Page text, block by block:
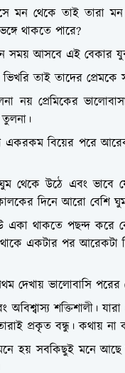
মন থেকে তাই তারা
থাকতে পারে?
সময় আসবে এই বেকার
ভিখরি তাই তাদের
নয় প্রেমিকের
একরকম বিয়ের পরে
ঘুম থেকে উঠে এবং
দিনে আরো বেশি
একা থাকতে পছন্দ করে
একটার পর আরেকটা
দেখায় ভালোবাসি
অবিশ্বাস্য শক্তিশালী।
প্রকৃত বন্ধু। কথায় না
মনে হয় সবকিছুই মনে